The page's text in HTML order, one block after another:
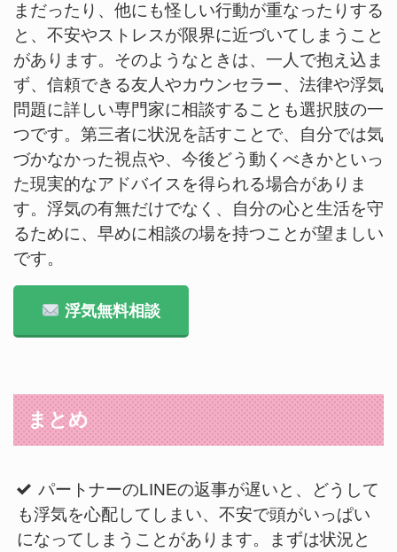
まだったり、他にも怪しい行動が重なったりする
と、不安やストレスが限界に近づいてしまうこと
があります。そのようなときは、一人で抱え込ま
ず、信頼できる友人やカウンセラー、法律や浮気
問題に詳しい専門家に相談することも選択肢の一
つです。第三者に状況を話すことで、自分では気
づかなかった視点や、今後どう動くべきかといっ
た現実的なアドバイスを得られる場合がありま
す。浮気の有無だけでなく、自分の心と生活を守
るために、早めに相談の場を持つことが望ましい
です。
浮気無料相談
まとめ
パートナーのLINEの返事が遅いと、どうして
も浮気を心配してしまい、不安で頭がいっぱい
になってしまうことがあります。まずは状況と